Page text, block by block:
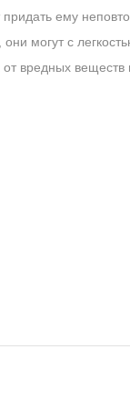
ему
могут с
вредных